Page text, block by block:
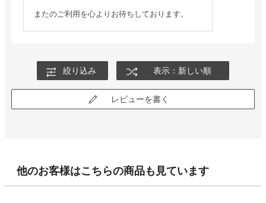
またのご利用を心よりお待ちしております。
絞り込み 表示：新しい順
レビューを書く
他のお客様はこちらの商品も見ています